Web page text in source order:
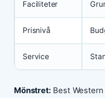
Faciliteter
Prisnivå
Service
Mönstret: Best